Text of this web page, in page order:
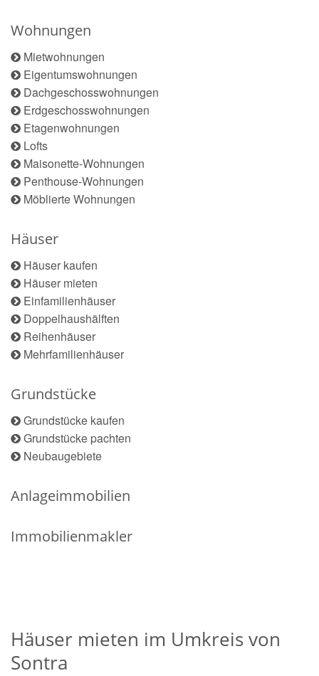
Wohnungen
Mietwohnungen
Eigentumswohnungen
Dachgeschosswohnungen
Erdgeschosswohnungen
Etagenwohnungen
Lofts
Maisonette-Wohnungen
Penthouse-Wohnungen
Möblierte Wohnungen
Häuser
Häuser kaufen
Häuser mieten
Einfamilienhäuser
Doppelhaushälften
Reihenhäuser
Mehrfamilienhäuser
Grundstücke
Grundstücke kaufen
Grundstücke pachten
Neubaugebiete
Anlageimmobilien
Immobilienmakler
Häuser mieten im Umkreis von
Sontra